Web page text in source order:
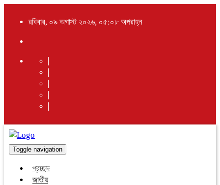
রবিবার, ০৯ অগাস্ট ২০২৬, ০৫:০৮ অপরাহ্ন
Toggle navigation
প্রচ্ছদ
জাতীয়